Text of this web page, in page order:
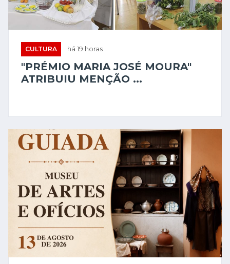
CULTURA há 19 horas
"PRÉMIO MARIA JOSÉ MOURA"
ATRIBUIU MENÇÃO ...